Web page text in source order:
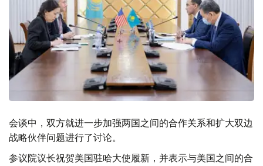
会谈中，双方就进一步加强两国之间的合作关系和扩大双边
战略伙伴问题进行了讨论。
参议院议长祝贺美国驻哈大使履新，并表示与美国之间的合